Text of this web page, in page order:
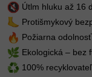
Útlm hluku až 16
Protišmykový
Požiarna odolnosť
Ekologická – bez
100%